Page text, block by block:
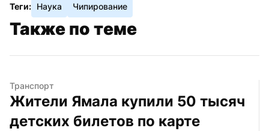
Теги: Наука Чипирование
Также по теме
Транспорт
Жители Ямала купили 50 тысяч
детских билетов по карте